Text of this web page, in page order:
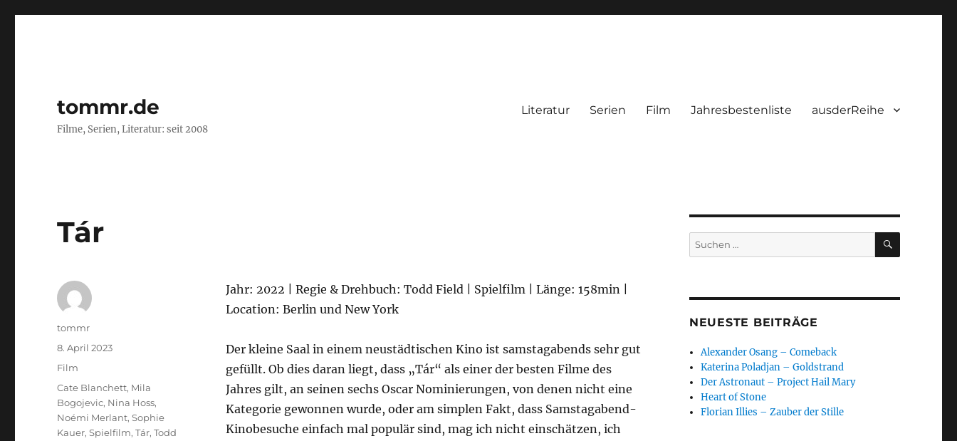
tommr.de
Filme, Serien, Literatur: seit 2008
Literatur Serien Film Jahresbestenliste ausderReihe
Tár
Jahr: 2022 | Regie & Drehbuch: Todd Field | Spielfilm | Länge: 158min |
Location: Berlin und New York
Der kleine Saal in einem neustädtischen Kino ist samstagabends sehr gut
gefüllt. Ob dies daran liegt, dass „Tár“ als einer der besten Filme des
Jahres gilt, an seinen sechs Oscar Nominierungen, von denen nicht eine
Kategorie gewonnen wurde, oder am simplen Fakt, dass Samstagabend-
Kinobesuche einfach mal populär sind, mag ich nicht einschätzen, ich
Autor
tommr
Veröffentlicht
am
8. April 2023
Kategorien
Film
Schlagwörter
Cate Blanchett, Mila
Bogojevic, Nina Hoss,
Noémi Merlant,Sophie
Kauer,Spielfilm,Tár,Todd
Suchen
nach:
SUCHEN
NEUESTE BEITRÄGE
Alexander Osang – Comeback
Katerina Poladjan – Goldstrand
Der Astronaut – Project Hail Mary
Heart of Stone
Florian Illies – Zauber der Stille